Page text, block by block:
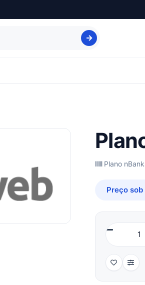
Plano
Preço